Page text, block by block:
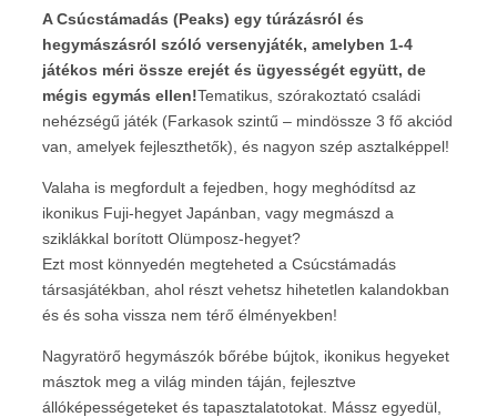
A Csúcstámadás (Peaks) egy túrázásról és
hegymászásról szóló versenyjáték, amelyben 1-4
játékos méri össze erejét és ügyességét együtt, de
mégis egymás ellen!Tematikus, szórakoztató családi
nehézségű játék (Farkasok szintű – mindössze 3 fő akciód
van, amelyek fejleszthetők), és nagyon szép asztalképpel!
Valaha is megfordult a fejedben, hogy meghódítsd az
ikonikus Fuji-hegyet Japánban, vagy megmászd a
sziklákkal borított Olümposz-hegyet?
Ezt most könnyedén megteheted a Csúcstámadás
társasjátékban, ahol részt vehetsz hihetetlen kalandokban
és és soha vissza nem térő élményekben!
Nagyratörő hegymászók bőrébe bújtok, ikonikus hegyeket
másztok meg a világ minden táján, fejlesztve
állóképességeteket és tapasztalatotokat. Mássz egyedül,